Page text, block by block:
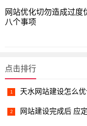
网站优化切勿造成过度
八个事项
点击排行
天水网站建设怎么
网站建设完成后 应